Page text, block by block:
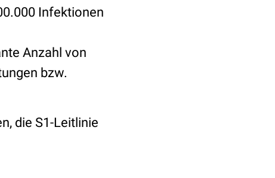
Infektionen
Anzahl von
bzw.
die S1-Leitlinie